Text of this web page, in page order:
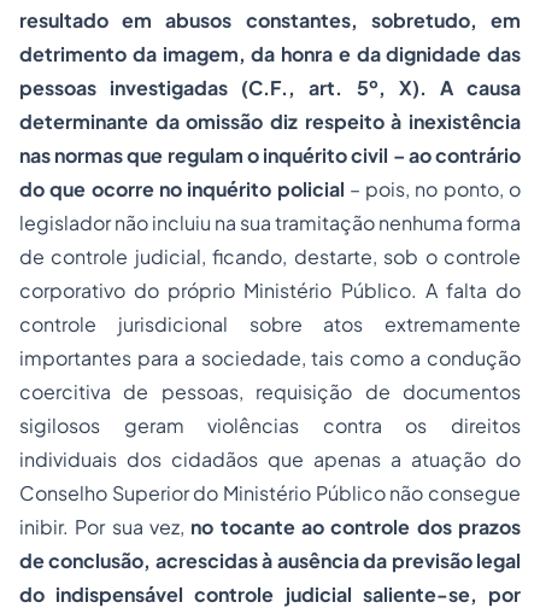
resultado em abusos constantes, sobretudo, em
detrimento da imagem, da honra e da dignidade das
pessoas investigadas (C.F., art. 5º, X). A causa
determinante da omissão diz respeito à inexistência
nas normas que regulam o inquérito civil – ao contrário
do que ocorre no inquérito policial – pois, no ponto, o
legislador não incluiu na sua tramitação nenhuma forma
de controle judicial, ficando, destarte, sob o controle
corporativo do próprio Ministério Público. A falta do
controle jurisdicional sobre atos extremamente
importantes para a sociedade, tais como a condução
coercitiva de pessoas, requisição de documentos
sigilosos geram violências contra os direitos
individuais dos cidadãos que apenas a atuação do
Conselho Superior do Ministério Público não consegue
inibir. Por sua vez, no tocante ao controle dos prazos
de conclusão, acrescidas à ausência da previsão legal
do indispensável controle judicial saliente-se, por